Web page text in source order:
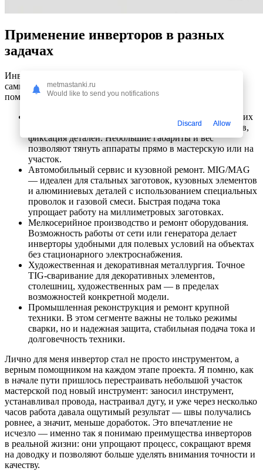
Применение инверторов в разных
задачах
Инверторные сварочные аппараты нашли применение в
самых разных условиях. Ниже — конкретика, которая
поможет вам соотнести покупку с реальными задачами.
Домашний мастер и гараж. Ремонт и сборка небольших
металлоконструкций, ремонт скоб, стальных каркасов,
фиксация деталей. Небольшие габариты и вес
позволяют тянуть аппараты прямо в мастерскую или на
участок.
Автомобильный сервис и кузовной ремонт. MIG/MAG
— идеален для стальных заготовок, кузовных элементов
и алюминиевых деталей с использованием специальных
проволок и газовой смеси. Быстрая подача тока
упрощает работу на миллиметровых заготовках.
Мелкосерийное производство и ремонт оборудования.
Возможность работы от сети или генератора делает
инверторы удобными для полевых условий на объектах
без стационарного электроснабжения.
Художественная и декоративная металлургия. Точное
TIG-сваривание для декоративных элементов,
столешниц, художественных рам — в пределах
возможностей конкретной модели.
Промышленная реконструкция и ремонт крупной
техники. В этом сегменте важны не только режимы
сварки, но и надежная защита, стабильная подача тока и
долговечность техники.
Лично для меня инвертор стал не просто инструментом, а
верным помощником на каждом этапе проекта. Я помню, как
в начале пути пришлось перестраивать небольшой участок
мастерской под новый инструмент: заносил инструмент,
устанавливал провода, настраивал дугу, и уже через несколько
часов работа давала ощутимый результат — швы получались
ровнее, а значит, меньше доработок. Это впечатление не
исчезло — именно так я понимаю преимущества инверторов
в реальной жизни: они упрощают процесс, сокращают время
на доводку и позволяют больше уделять внимания точности и
качеству.
metmastanki.ru
Would like to send you notifications
Discard Allow